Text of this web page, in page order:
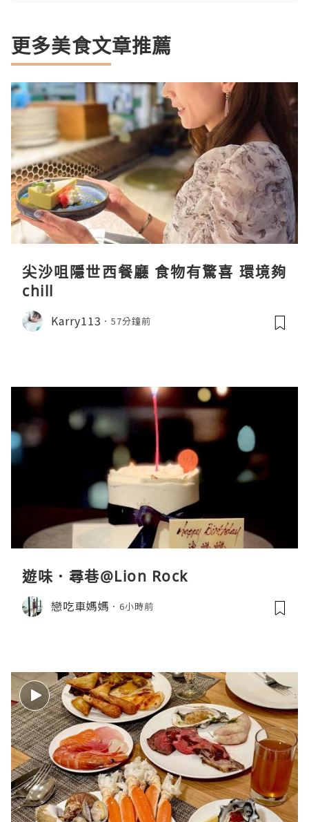
更多美食文章推薦
尖沙咀隱世西餐廳 食物有驚喜 環境夠
chill
Karry113 57分鐘前
遊味．尋巷@Lion Rock
戀吃車媽媽 6小時前